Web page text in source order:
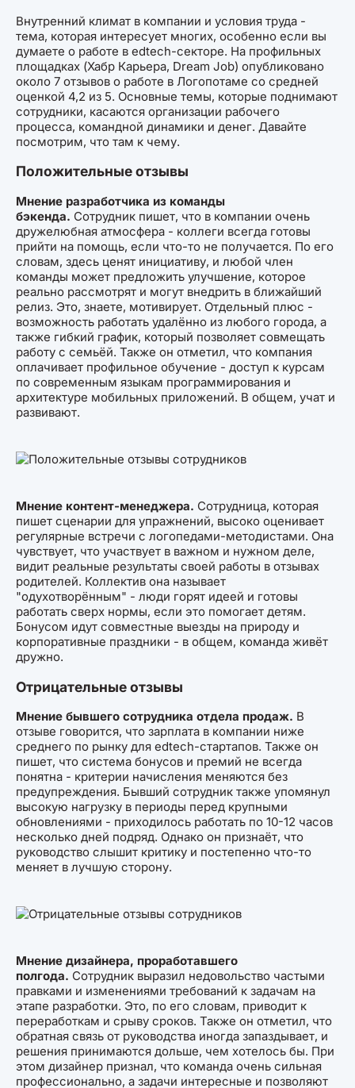
Внутренний климат в компании и условия труда -
тема, которая интересует многих, особенно если вы
думаете о работе в edtech-секторе. На профильных
площадках (Хабр Карьера, Dream Job) опубликовано
около 7 отзывов о работе в Логопотаме со средней
оценкой 4,2 из 5. Основные темы, которые поднимают
сотрудники, касаются организации рабочего
процесса, командной динамики и денег. Давайте
посмотрим, что там к чему.
Положительные отзывы
Мнение разработчика из команды
бэкенда. Сотрудник пишет, что в компании очень
дружелюбная атмосфера - коллеги всегда готовы
прийти на помощь, если что-то не получается. По его
словам, здесь ценят инициативу, и любой член
команды может предложить улучшение, которое
реально рассмотрят и могут внедрить в ближайший
релиз. Это, знаете, мотивирует. Отдельный плюс -
возможность работать удалённо из любого города, а
также гибкий график, который позволяет совмещать
работу с семьёй. Также он отметил, что компания
оплачивает профильное обучение - доступ к курсам
по современным языкам программирования и
архитектуре мобильных приложений. В общем, учат и
развивают.
Мнение контент-менеджера. Сотрудница, которая
пишет сценарии для упражнений, высоко оценивает
регулярные встречи с логопедами-методистами. Она
чувствует, что участвует в важном и нужном деле,
видит реальные результаты своей работы в отзывах
родителей. Коллектив она называет
"одухотворённым" - люди горят идеей и готовы
работать сверх нормы, если это помогает детям.
Бонусом идут совместные выезды на природу и
корпоративные праздники - в общем, команда живёт
дружно.
Отрицательные отзывы
Мнение бывшего сотрудника отдела продаж. В
отзыве говорится, что зарплата в компании ниже
среднего по рынку для edtech-стартапов. Также он
пишет, что система бонусов и премий не всегда
понятна - критерии начисления меняются без
предупреждения. Бывший сотрудник также упомянул
высокую нагрузку в периоды перед крупными
обновлениями - приходилось работать по 10-12 часов
несколько дней подряд. Однако он признаёт, что
руководство слышит критику и постепенно что-то
меняет в лучшую сторону.
Мнение дизайнера, проработавшего
полгода. Сотрудник выразил недовольство частыми
правками и изменениями требований к задачам на
этапе разработки. Это, по его словам, приводит к
переработкам и срыву сроков. Также он отметил, что
обратная связь от руководства иногда запаздывает, и
решения принимаются дольше, чем хотелось бы. При
этом дизайнер признал, что команда очень сильная
профессионально, а задачи интересные и позволяют